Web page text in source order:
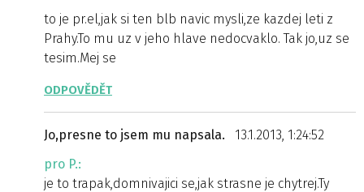
to je pr.el,jak si ten blb navic mysli,ze kazdej leti z
Prahy.To mu uz v jeho hlave nedocvaklo. Tak jo,uz se
tesim.Mej se
ODPOVĚDĚT
Jo,presne to jsem mu napsala.
13.1.2013, 1:24:52
pro P.:
je to trapak,domnivajici se,jak strasne je chytrej.Ty